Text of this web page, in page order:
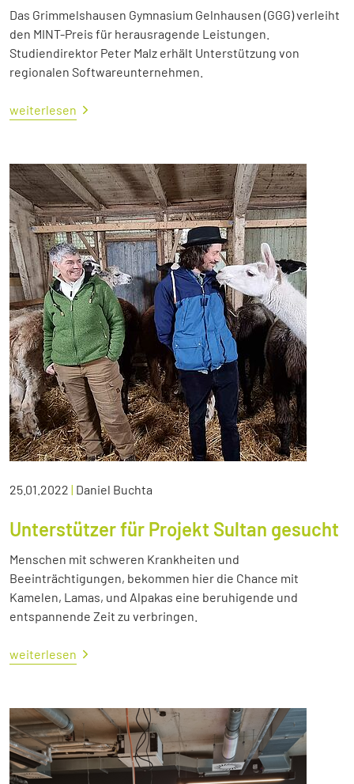
Das Grimmelshausen Gymnasium Gelnhausen (GGG) verleiht
den MINT-Preis für herausragende Leistungen.
Studiendirektor Peter Malz erhält Unterstützung von
regionalen Softwareunternehmen.
weiterlesen
25.01.2022 | Daniel Buchta
Unterstützer für Projekt Sultan gesucht
Menschen mit schweren Krankheiten und
Beeinträchtigungen, bekommen hier die Chance mit
Kamelen, Lamas, und Alpakas eine beruhigende und
entspannende Zeit zu verbringen.
weiterlesen